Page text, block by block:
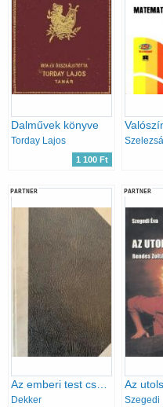
Dalművek könyve
Torday Lajos
1 100 Ft
PARTNER
Dekker
PARTNER
Szegedi